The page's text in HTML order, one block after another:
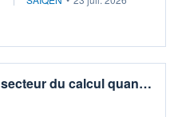
du calcul quan…